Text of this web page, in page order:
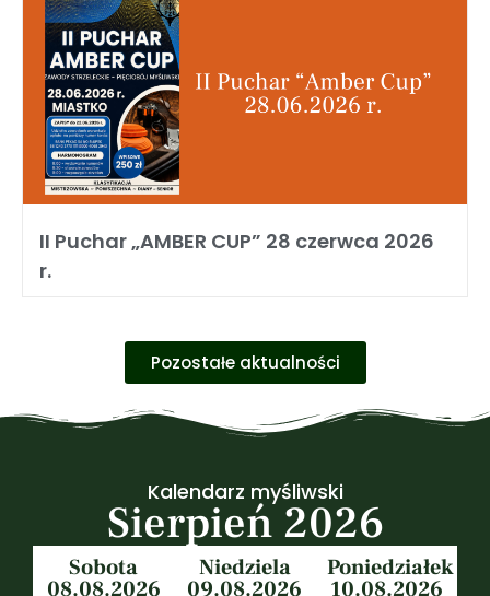
II Puchar „AMBER CUP” 28 czerwca 2026
r.
Pozostałe aktualności
Kalendarz myśliwski
Sierpień 2026
Sobota
08.08.2026
Niedziela
09.08.2026
Poniedziałek
10.08.2026